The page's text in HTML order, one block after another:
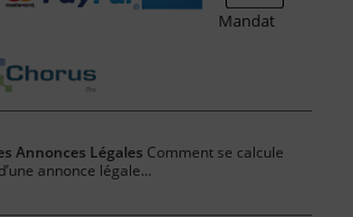
Mandat
Annonces Légales Comment se calcule
annonce légale...